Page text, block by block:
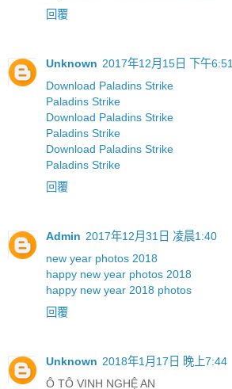
回覆
Unknown 2017年12月15日 下午6:51
Download Paladins Strike
Paladins Strike
Download Paladins Strike
Paladins Strike
Download Paladins Strike
Paladins Strike
回覆
Admin 2017年12月31日 凌晨1:40
new year photos 2018
happy new year photos 2018
happy new year 2018 photos
回覆
Unknown 2018年1月17日 晚上7:44
Ô TÔ VINH NGHỆ AN